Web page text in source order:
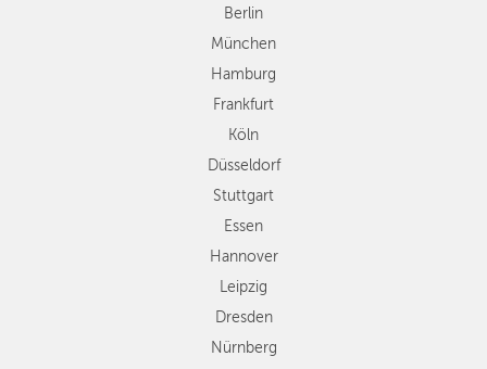
Düsseldorf
Stuttgart
Essen
Dresden
Nürnberg
Wien
Zürich
Andere
Regionen
Berlin
München
Hamburg
Frankfurt
Köln
Düsseldorf
Stuttgart
Essen
Hannover
Leipzig
Dresden
Nürnberg